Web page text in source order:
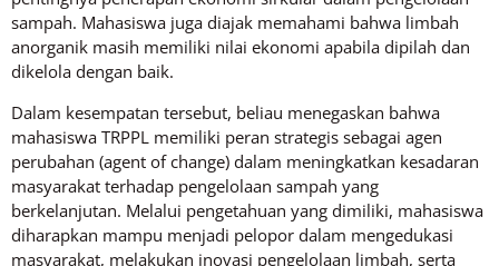
sampah. Mahasiswa juga diajak memahami bahwa limbah
anorganik masih memiliki nilai ekonomi apabila dipilah dan
dikelola dengan baik.
Dalam kesempatan tersebut, beliau menegaskan bahwa
mahasiswa TRPPL memiliki peran strategis sebagai agen
perubahan (agent of change) dalam meningkatkan kesadaran
masyarakat terhadap pengelolaan sampah yang
berkelanjutan. Melalui pengetahuan yang dimiliki, mahasiswa
diharapkan mampu menjadi pelopor dalam mengedukasi
masyarakat, melakukan inovasi pengelolaan limbah, serta